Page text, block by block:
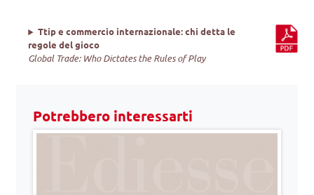
Ttip e commercio internazionale: chi detta le
regole del gioco
Global Trade: Who Dictates the Rules of Play
Potrebbero interessarti